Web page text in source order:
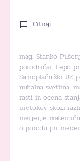
Citiraj
mag. Stanko
porodničar; Lepo
Samoplačniški UZ
nuhalna svetlina,
rasti in ocena
pretokov skozi
merjenje
o porodu pri